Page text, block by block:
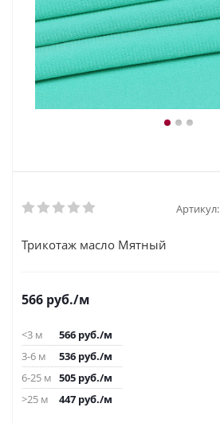
Артикул:
Трикотаж масло Мятный
566 руб./м
<3 м 566 руб./м
3-6 м
536 руб./м
6-25 м 505 руб./м
>25 м
447 руб./м